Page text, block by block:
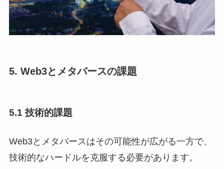
5. Web3とメタバースの課題
5.1 技術的課題
Web3とメタバースはその可能性が広がる一方で、
技術的なハードルを克服する必要があります。